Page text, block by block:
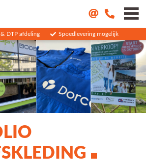
DTP afdeling Spoedlevering mogelijk